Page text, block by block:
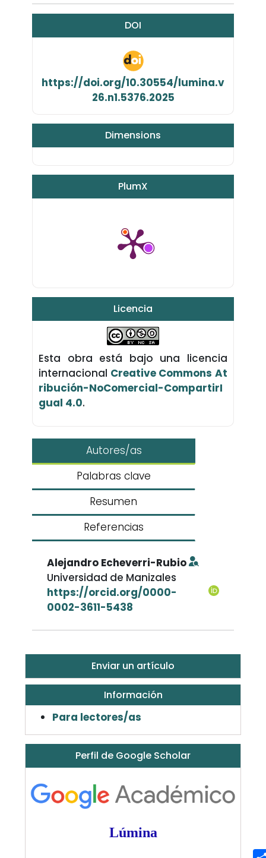
DOI
https://doi.org/10.30554/lumina.v
26.n1.5376.2025
Dimensions
PlumX
Licencia
Esta obra está bajo una licencia
internacional Creative Commons At
ribución-NoComercial-CompartirI
gual 4.0.
Autores/as
Palabras clave
Resumen
Referencias
Alejandro Echeverri-Rubio
Universidad de Manizales
https://orcid.org/0000-
0002-3611-5438
Enviar un artículo
Información
Para lectores/as
Perfil de Google Scholar